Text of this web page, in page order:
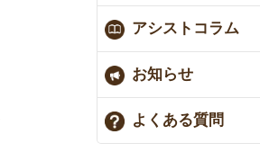
アシストコラム
お知らせ
よくある質問